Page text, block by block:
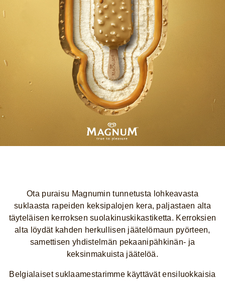
Ota puraisu Magnumin tunnetusta lohkeavasta
suklaasta rapeiden keksipalojen kera, paljastaen alta
täyteläisen kerroksen suolakinuskikastiketta. Kerroksien
alta löydät kahden herkullisen jäätelömaun pyörteen,
samettisen yhdistelmän pekaanipähkinän- ja
keksinmakuista jäätelöä.
Belgialaiset suklaamestarimme käyttävät ensiluokkaisia